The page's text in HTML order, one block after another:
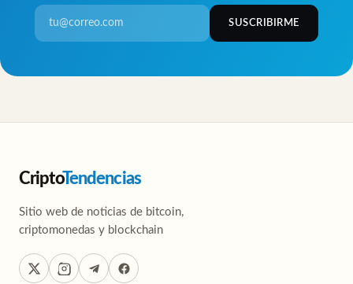
SUSCRIBIRME
CriptoTendencias
Sitio web de noticias de bitcoin,
criptomonedas y blockchain